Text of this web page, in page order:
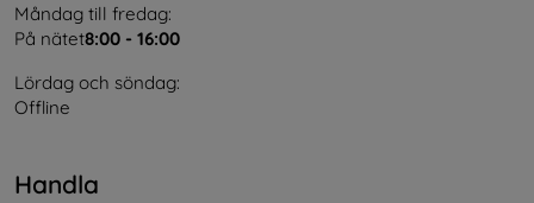
Måndag till fredag:
På nätet8:00 - 16:00
Lördag och söndag:
Offline
Handla